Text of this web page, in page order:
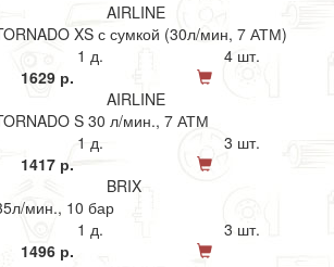
AIRLINE
XS с сумкой (30л/мин, 7 АТМ)
1 д.
4 шт.
1629 р.
AIRLINE
S 30 л/мин., 7 АТМ
1 д.
3 шт.
1417 р.
BRIX
мин., 10 бар
1 д.
3 шт.
1496 р.